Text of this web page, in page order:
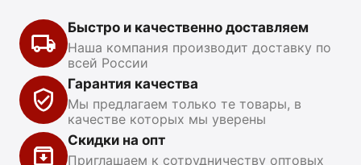
Быстро и качественно доставляем
Наша компания производит доставку по
всей России
Гарантия качества
Мы предлагаем только те товары, в
качестве которых мы уверены
Скидки на опт
Приглашаем к сотрудничеству оптовых